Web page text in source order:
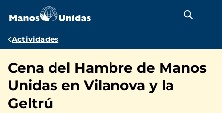
contenido
Ruta
navegación
Actividades
Cena del Hambre de Manos
Unidas en Vilanova y la
Geltrú